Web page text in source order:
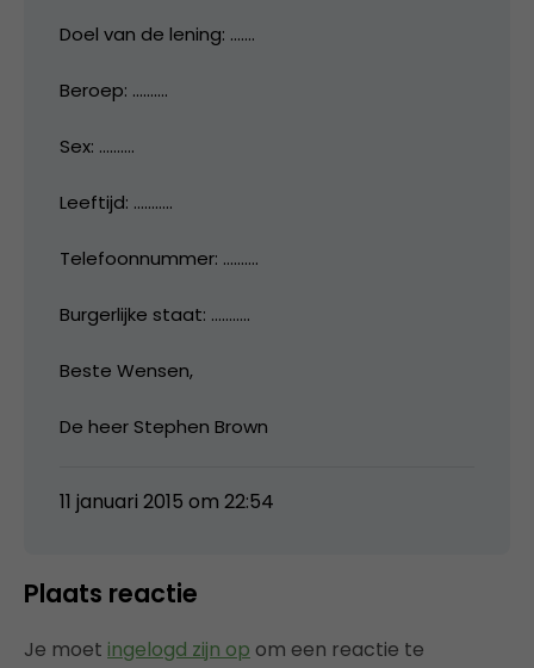
Doel van de lening: …….
Beroep: ……….
Sex: ……….
Leeftijd: ………..
Telefoonnummer: ……….
Burgerlijke staat: ………..
Beste Wensen,
De heer Stephen Brown
11 januari 2015 om 22:54
Plaats reactie
Je moet ingelogd zijn op om een reactie te